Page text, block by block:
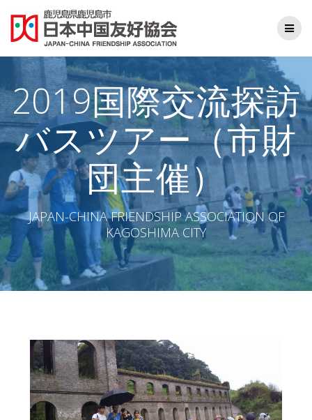
ン
テ
ン
へ
ス
キ
ッ
プ
2019国際交流探訪
バスツアー（市財
団主催）
JAPAN-CHINA FRIENDSHIP ASSOCIATION OF
KAGOSHIMA CITY